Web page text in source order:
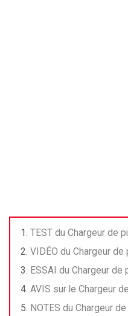
TEST du Chargeur de
VIDÉO du Chargeur
ESSAI du Chargeur de
AVIS sur le Chargeur
NOTES du Chargeur